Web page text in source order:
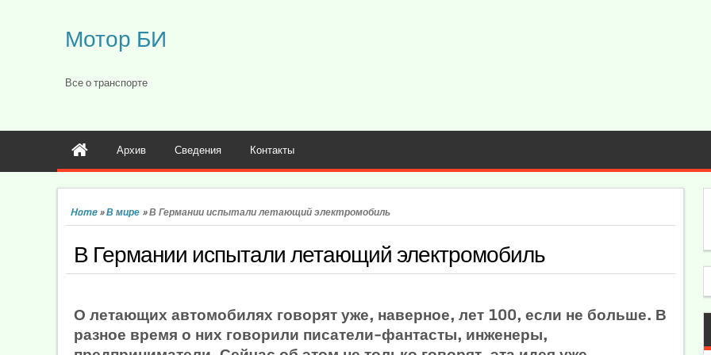
Мотор БИ
Все о транспорте
Архив Сведения Контакты
Home»В мире »В Германии испытали летающий электромобиль
В Германии испытали летающий электромобиль
О летающих автомобилях говорят уже, наверное, лет 100, если не больше. В
разное время о них говорили писатели-фантасты, инженеры,